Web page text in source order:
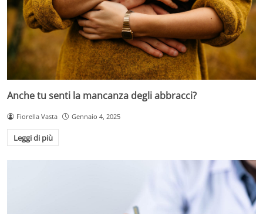
Anche tu senti la mancanza degli abbracci?
Fiorella Vasta Gennaio 4, 2025
Leggi di più